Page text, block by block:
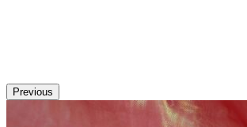
Previous